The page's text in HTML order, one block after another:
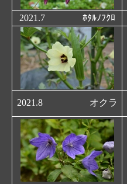
2021.7 ﾎﾀﾙﾉﾌｸﾛ
2021.8 オクラ